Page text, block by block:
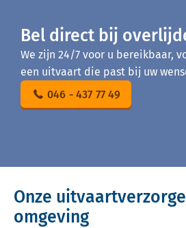
Bel direct bij
We zijn 24/7 voor u bereikbaar,
een uitvaart die past bij uw
046 - 437 77 49
Onze
omgeving